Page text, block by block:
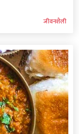
जीवनशैली